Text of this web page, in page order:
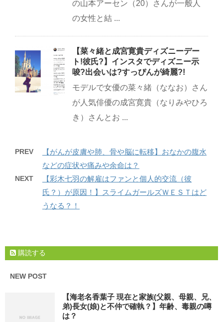
の山本アーセン（20）さんが一般人
の女性と結 ...
【菜々緒と成宮寛貴ディズニーデー
ト!彼氏?】インスタでディズニー示
唆?出会いは?すっぴんが綺麗?!
モデルで女優の菜々緒（ななお）さん
が人気俳優の成宮寛貴（なりみやひろ
き）さんとお ...
PREV
【がんが皮膚や肺、骨や脳に転移】おなかの腹水
などの症状や痛みや余命は？
NEXT
【彩木七羽の解雇はファンと個人的交流（彼
氏？）が原因！】スライムガールズＷＥＳＴはど
うなる？！
購読する
NEW POST
【海老名香葉子 現在と家族(父親、母親、兄、
弟)長女(娘)と不仲で確執？】年齢、毒親の噂
は？